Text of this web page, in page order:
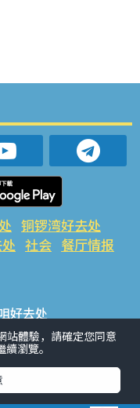
铜锣湾好去处
社会 餐厅情报
好去处
旺角好去处 社会
社群热话
體驗，請確定您同意
續瀏覽。